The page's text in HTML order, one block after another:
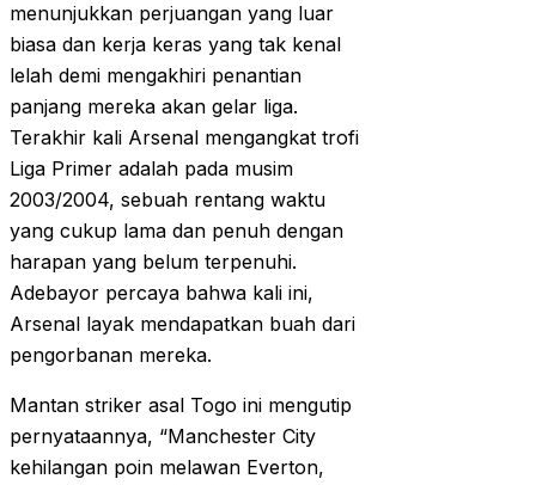
menunjukkan perjuangan yang luar
biasa dan kerja keras yang tak kenal
lelah demi mengakhiri penantian
panjang mereka akan gelar liga.
Terakhir kali Arsenal mengangkat trofi
Liga Primer adalah pada musim
2003/2004, sebuah rentang waktu
yang cukup lama dan penuh dengan
harapan yang belum terpenuhi.
Adebayor percaya bahwa kali ini,
Arsenal layak mendapatkan buah dari
pengorbanan mereka.
Mantan striker asal Togo ini mengutip
pernyataannya, “Manchester City
kehilangan poin melawan Everton,